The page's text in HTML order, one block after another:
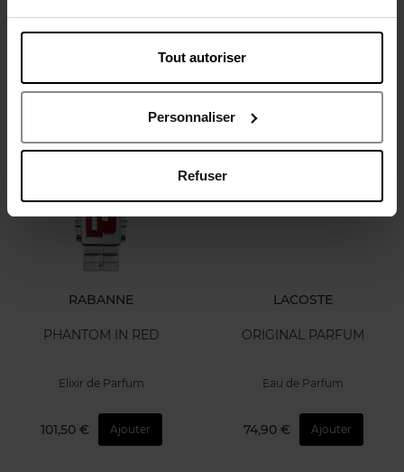
Tout autoriser
Personnaliser
Refuser
Stronger With You
Powerfully Eau de Parfum
Ajouter
Y Iced Cologne Eau de
Toilette Intense
117,50 €
RABANNE
PHANTOM IN RED
Elixir de Parfum
101,50 € Ajouter
LACOSTE
ORIGINAL PARFUM
Eau de Parfum
74,90 € Ajouter